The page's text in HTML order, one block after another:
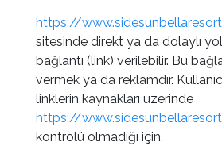
https://
sitesinde direkt ya da dolaylı
bağlantı (link) verilebilir. Bu
vermek ya da reklamdır.
linklerin kaynakları üzerinde
https://
kontrolü olmadığı için,